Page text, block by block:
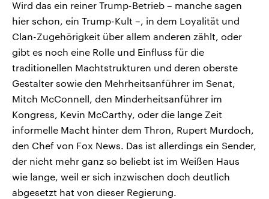
Wird das ein reiner Trump-Betrieb – manche sagen
hier schon, ein Trump-Kult –, in dem Loyalität und
Clan-Zugehörigkeit über allem anderen zählt, oder
gibt es noch eine Rolle und Einfluss für die
traditionellen Machtstrukturen und deren oberste
Gestalter sowie den Mehrheitsanführer im Senat,
Mitch McConnell, den Minderheitsanführer im
Kongress, Kevin McCarthy, oder die lange Zeit
informelle Macht hinter dem Thron, Rupert Murdoch,
den Chef von Fox News. Das ist allerdings ein Sender,
der nicht mehr ganz so beliebt ist im Weißen Haus
wie lange, weil er sich inzwischen doch deutlich
abgesetzt hat von dieser Regierung.